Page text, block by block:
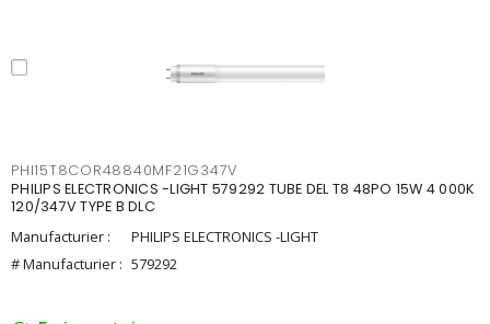
PHI15T8COR48840MF21G347V
PHILIPS ELECTRONICS -LIGHT 579292 TUBE DEL T8 48PO 15W 4 000K
120/347V TYPE B DLC
Manufacturier :
PHILIPS ELECTRONICS -LIGHT
# Manufacturier : 579292